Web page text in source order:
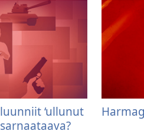
‘ullunut